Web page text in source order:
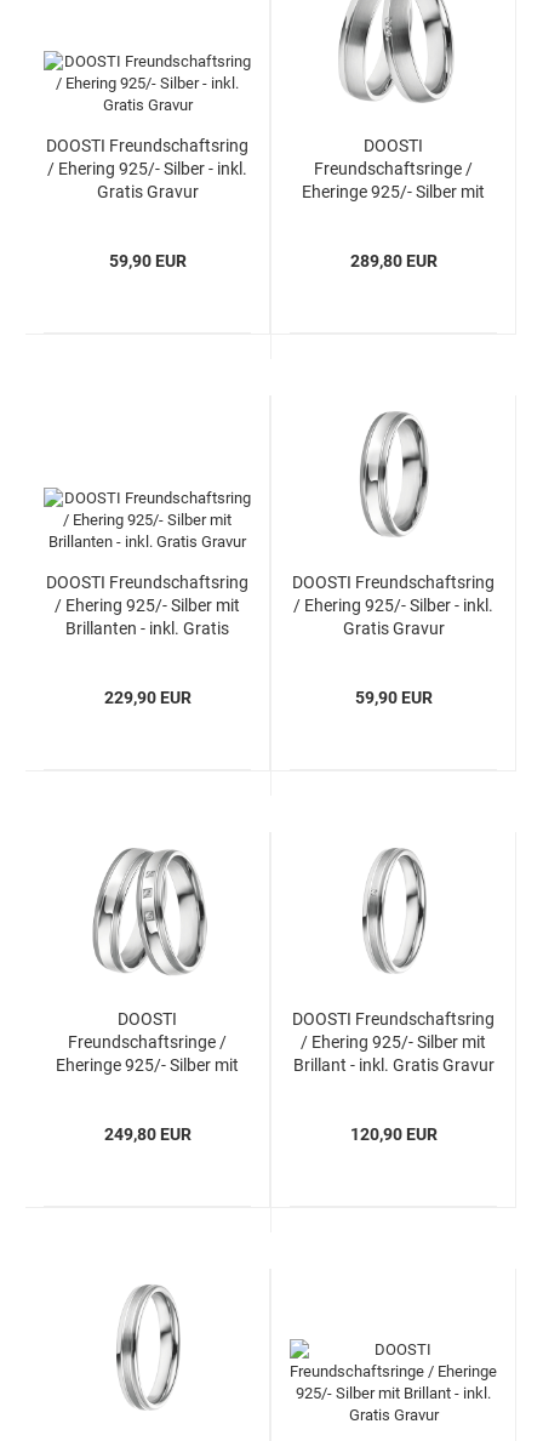
DOOSTI Freundschaftsring
/ Ehering 925/- Silber - inkl.
Gratis Gravur
59,90 EUR
DOOSTI
Freundschaftsringe /
Eheringe 925/- Silber mit
289,80 EUR
DOOSTI Freundschaftsring
/ Ehering 925/- Silber mit
Brillanten - inkl. Gratis
229,90 EUR
DOOSTI Freundschaftsring
/ Ehering 925/- Silber - inkl.
Gratis Gravur
59,90 EUR
DOOSTI
Freundschaftsringe /
Eheringe 925/- Silber mit
249,80 EUR
DOOSTI Freundschaftsring
/ Ehering 925/- Silber mit
Brillant - inkl. Gratis Gravur
120,90 EUR